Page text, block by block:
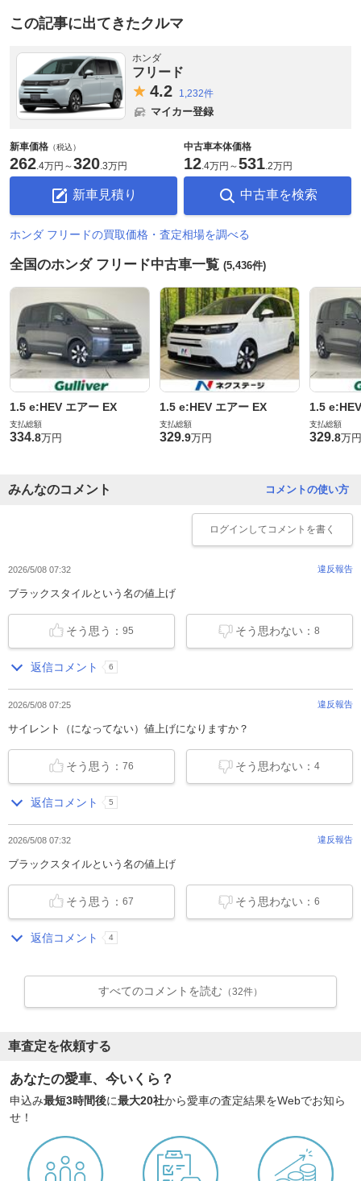
この記事に出てきたクルマ
ホンダ
フリード
4.2 1,232件
マイカー登録
新車価格 （税込）
262 4万円 ～320 3万円
新車見積り
中古車本体価格
12 4万円 ～531 2万円
中古車を検索
ホンダ フリードの買取価格・査定相場を調べる
全国のホンダ フリード中古車一覧 (5,436件)
1.5 e:HEV エアー EX
支払総額
334.8万円
1.5 e:HEV エアー EX
支払総額
329.9万円
1.5
支払総額
329.8万円
コメントの使い方
みんなのコメント
ログイン してコメントを書く
2026/5/08 07:32 違反報告
ブラックスタイルという名の値上げ
そう思わない：8
そう思う：95
返信コメント 6
2026/5/08 07:25 違反報告
サイレント（になってない）値上げになりますか？
そう思わない：4
そう思う：76
返信コメント 5
2026/5/08 07:32 違反報告
ブラックスタイルという名の値上げ
そう思わない：6
そう思う：67
返信コメント 4
すべてのコメントを読む （32件）
車査定を依頼する
あなたの愛車、今いくら？
申込み最短3時間後に最大20社から愛車の査定結果をWebでお知ら
せ！